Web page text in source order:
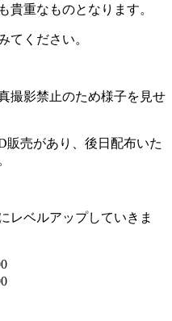
貴重なものとなります。
てください。
撮影禁止のため様子を見せ
売があり、後日配布いた
レベルアップしていきま